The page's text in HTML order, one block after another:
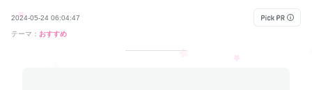
2024-05-24 06:04:47
テーマ： おすすめ